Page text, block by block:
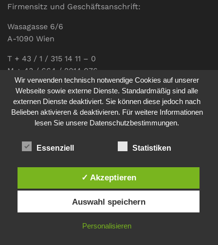
Firmensitz und Geschäftsanschrift:
Wasagasse 6/6
A-1090 Wien
T + 43 / 1 / 315 14 11 – 0
M + 43 / 664 / 2014 076
E-Mail:office@communications.co.at
Homepage:www.communications.co.at
UID: ATU 811 196 56
Sabine Pöhacker MSc.
Datenschutz
den Punkt. - Site made bysfe
Wir verwenden technisch notwendige Cookies auf unserer
Webseite sowie externe Dienste. Standardmäßig sind alle
externen Dienste deaktiviert. Sie können diese jedoch nach
Belieben aktivieren & deaktivieren. Für weitere Informationen
lesen Sie unsere Datenschutzbestimmungen.
Essenziell Statistiken
✓ Akzeptieren
Auswahl speichern
Personalisieren